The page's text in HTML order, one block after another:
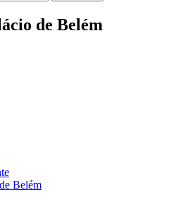
de Belém
Belém